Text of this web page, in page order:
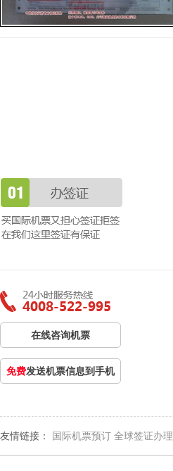
在线咨询机票
免费发送机票信息到手机
友情链接： 国际机票预订 全球签证办理